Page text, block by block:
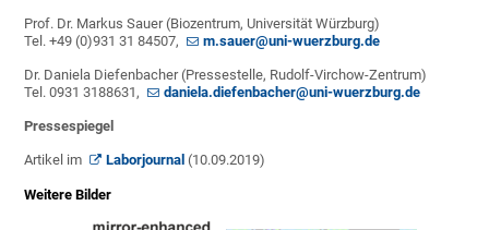
Prof. Dr. Markus Sauer (Biozentrum, Universität Würzburg)
Tel. +49 (0)931 31 84507,
m.sauer@uni-wuerzburg.de
Dr. Daniela Diefenbacher (Pressestelle, Rudolf-Virchow-Zentrum)
Tel. 0931 3188631,
daniela.diefenbacher@uni-wuerzburg.de
Pressespiegel
Artikel im Laborjournal (10.09.2019)
Weitere Bilder